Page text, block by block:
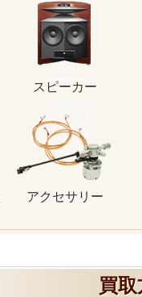
スピーカー
アクセサリー
買